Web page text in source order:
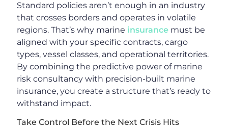
Standard policies aren’t enough in an industry
that crosses borders and operates in volatile
regions. That’s why marine insurance must be
aligned with your specific contracts, cargo
types, vessel classes, and operational territories.
By combining the predictive power of marine
risk consultancy with precision-built marine
insurance, you create a structure that’s ready to
withstand impact.
Take Control Before the Next Crisis Hits